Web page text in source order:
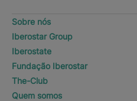
Sobre nós
Iberostar Group
Iberostate
Fundação Iberostar
The-Club
Quem somos